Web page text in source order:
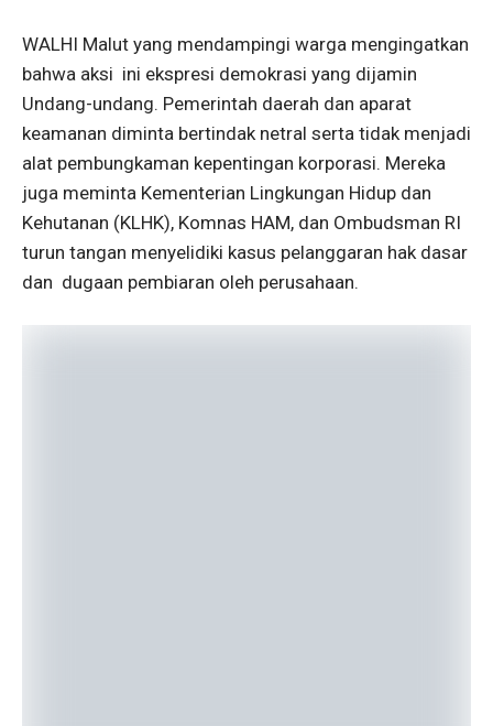
WALHI Malut yang mendampingi warga mengingatkan
bahwa aksi ini ekspresi demokrasi yang dijamin
Undang-undang. Pemerintah daerah dan aparat
keamanan diminta bertindak netral serta tidak menjadi
alat pembungkaman kepentingan korporasi. Mereka
juga meminta Kementerian Lingkungan Hidup dan
Kehutanan (KLHK), Komnas HAM, dan Ombudsman RI
turun tangan menyelidiki kasus pelanggaran hak dasar
dan dugaan pembiaran oleh perusahaan.